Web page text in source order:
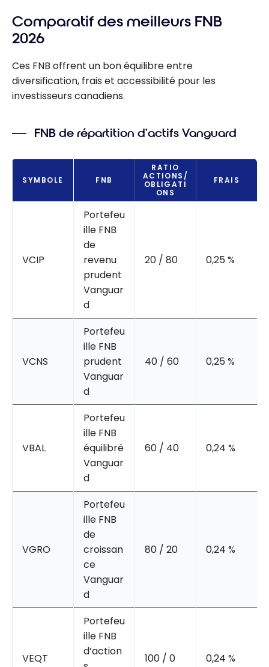
Comparatif des meilleurs FNB
2026
Ces FNB offrent un bon équilibre entre
diversification, frais et accessibilité pour les
investisseurs canadiens.
FNB de répartition d’actifs Vanguard
SYMBOLE FNB
RATIO
ACTIONS/
OBLIGATI
ONS
FRAIS
VCIP
Portefeu
ille FNB
de
revenu
prudent
Vanguar
d
20 / 80 0,25 %
VCNS
Portefeu
ille FNB
prudent
Vanguar
d
40 / 60 0,25 %
VBAL
Portefeu
ille FNB
équilibré
Vanguar
d
60 / 40 0,24 %
VGRO
Portefeu
ille FNB
de
croissan
ce
Vanguar
d
80 / 20 0,24 %
VEQT
Portefeu
ille FNB
d’action
100 / 0 0,24 %